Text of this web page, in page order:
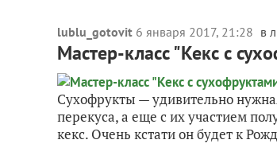
lublu_gotovit 6 января 2017, 21:28 в
Мастер-класс "Кекс с
Сухофрукты — удивительно
перекуса, а еще с их участием
кекс. Очень кстати он будет к